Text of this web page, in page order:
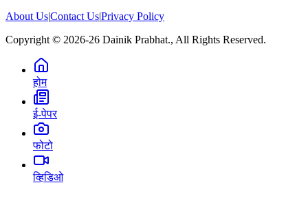
About Us|Contact Us|Privacy Policy
Copyright © 2026-26 Dainik Prabhat., All Rights Reserved.
होम
ई-पेपर
फोटो
व्हिडिओ